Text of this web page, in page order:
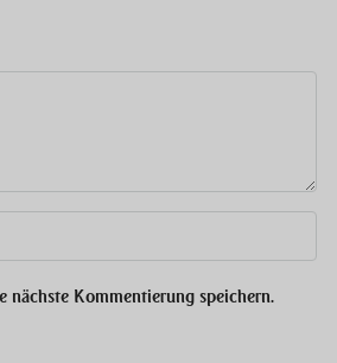
nächste Kommentierung speichern.